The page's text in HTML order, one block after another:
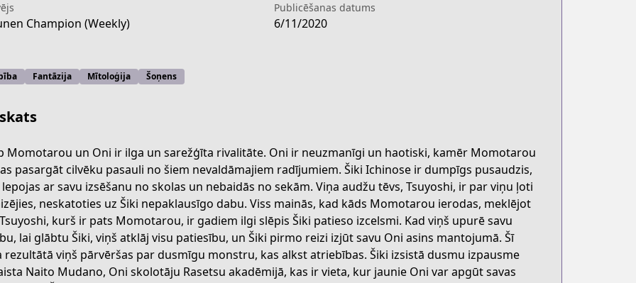
471e-9f6d-800547f53d0a
Champion (Weekly)
Publicēšanas datums
6/11/2020
Fantāzija Mītoloģija Šoņens
Momotarou un Oni ir ilga un sarežģīta rivalitāte. Oni ir neuzmanīgi un haotiski, kamēr Momotarou
pasargāt cilvēku pasauli no šiem nevaldāmajiem radījumiem. Šiki Ichinose ir dumpīgs pusaudzis,
ar savu izsēšanu no skolas un nebaidās no sekām. Viņa audžu tēvs, Tsuyoshi, ir par viņu ļoti
neskatoties uz Šiki nepaklausīgo dabu. Viss mainās, kad kāds Momotarou ierodas, meklējot
kurš ir pats Momotarou, ir gadiem ilgi slēpis Šiki patieso izcelsmi. Kad viņš upurē savu
lai glābtu Šiki, viņš atklāj visu patiesību, un Šiki pirmo reizi izjūt savu Oni asins mantojumā. Šī
rezultātā viņš pārvēršas par dusmīgu monstru, kas alkst atriebības. Šiki izsistā dusmu izpausme
Naito Mudano, Oni skolotāju Rasetsu akadēmijā, kas ir vieta, kur jaunie Oni var apgūt savas